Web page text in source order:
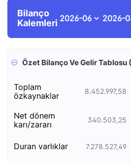
Bilanço
Kalemleri
Özet Bilanço Ve Gelir Tablosu
toplam
özkaynaklar
8.452.997,58
net dönem
karı/zararı
340.503,25
duran varliklar 7.278.527,49